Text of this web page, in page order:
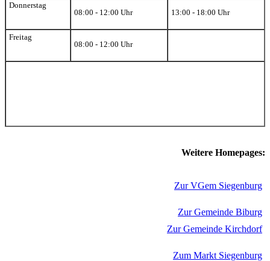
Donnerstag
08:00 - 12:00 Uhr
13:00 - 18:00 Uhr
Freitag
08:00 - 12:00 Uhr
Weitere Homepages:
Zur VGem Siegenburg
Zur Gemeinde Biburg
Zur Gemeinde Kirchdorf
Zum Markt Siegenburg